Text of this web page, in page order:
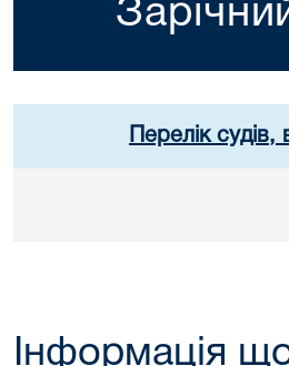
Перелік
Інформація